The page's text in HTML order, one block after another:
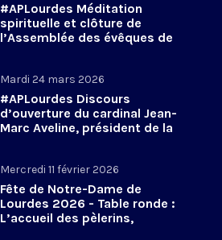
#APLourdes Méditation
spirituelle et clôture de
l’Assemblée des évêques de
Mardi 24 mars 2026
#APLourdes Discours
d’ouverture du cardinal Jean-
Marc Aveline, président de la
Mercredi 11 février 2026
Fête de Notre-Dame de
Lourdes 2026 - Table ronde :
L’accueil des pèlerins,